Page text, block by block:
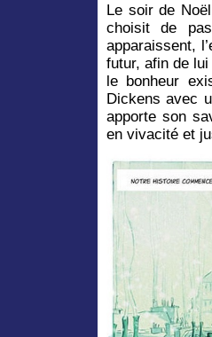
Le soir de
choisit de
apparaissent,
futur, afin de
le bonheur
Dickens avec
apporte son
en vivacité et